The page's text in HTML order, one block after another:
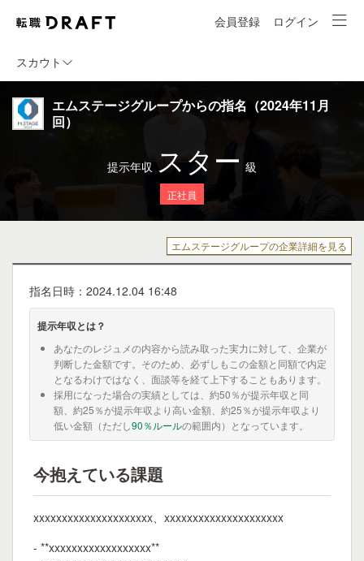
会員登録 ログイン
スカウト
エムステージグループからの指名（2024年11月
回）
提示年収 スター 級
正社員
エムステージグループの企業詳細を見る
指名日時：2024.12.04 16:48
提示年収とは？
あなたのレジュメの内容から読み取った実力に対して、企業が
判断した金額です。そのため、必ずしもこの金額と同額で内定
となるわけではなく、面談等を経て上下することもあります。
採用になった場合の実績としては、約50％が提示年収と同
額、約25％が提示年収より高い金額、約25％が提示年収より
低い金額（ただし90％ルールの範囲内）となっています。
今抱えている課題
xxxxxxxxxxxxxxxxxxxxx、xxxxxxxxxxxxxxxxxxxxx
- **xxxxxxxxxxxxxxxxxx**